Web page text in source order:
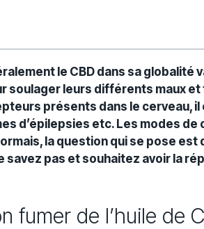
le CBD dans sa
soulager leurs différents maux
présents dans le cerveau,
d’épilepsies etc. Les modes de
la question qui se pose est
savez pas et souhaitez avoir la
fumer de l’huile de